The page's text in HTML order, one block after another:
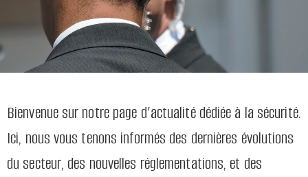
Bienvenue sur notre page d’actualité dédiée à la sécurité.
Ici, nous vous tenons informés des dernières évolutions
du secteur, des nouvelles réglementations, et des